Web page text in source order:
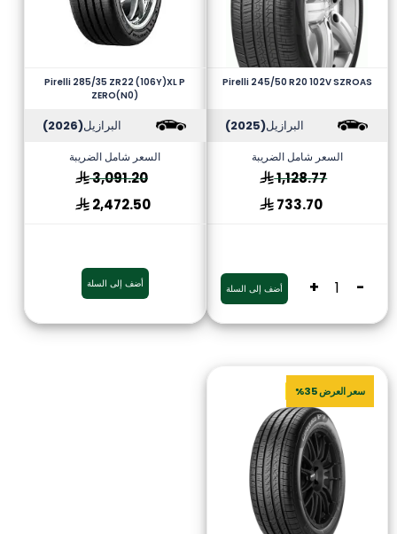
Pirelli 245/50 R20 102V SZROAS
البرازيل(2025)
السعر شامل الضريبة
1,128.77
733.70
-
+ أضف إلى السلة
Pirelli 285/35 ZR22 (106Y)XL P
ZERO(N0)
البرازيل(2026)
السعر شامل الضريبة
3,091.20
2,472.50
أضف إلى السلة
سعر العرض 35%